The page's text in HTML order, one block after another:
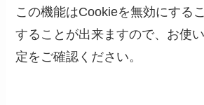
この機能はCookieを無効にする
することが出来ますので、お使
定をご確認ください。